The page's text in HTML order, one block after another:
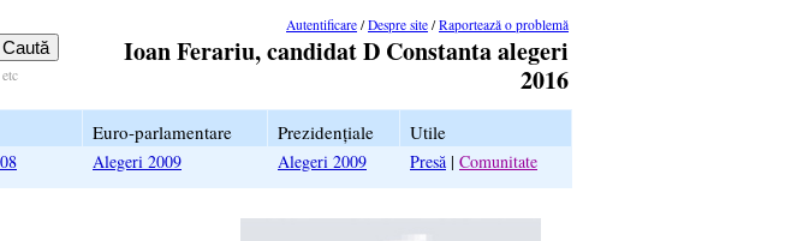
Autentificare /Despre site /Raportează o problemă
Ioan Ferariu, candidat D Constanta alegeri
2016
Euro-parlamentare Prezidențiale Utile
Alegeri 2009 Alegeri 2009 Presă | Comunitate